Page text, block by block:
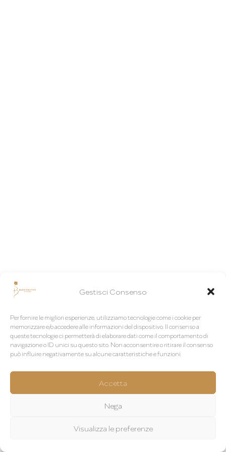
Gestisci Consenso
Per fornire le migliori esperienze, utilizziamo tecnologie come i cookie per
memorizzare e/o accedere alle informazioni del dispositivo. Il consenso a
queste tecnologie ci permetterà di elaborare dati come il comportamento di
navigazione o ID unici su questo sito. Non acconsentire o ritirare il consenso
può influire negativamente su alcune caratteristiche e funzioni.
Accetta
Nega
Visualizza le preferenze